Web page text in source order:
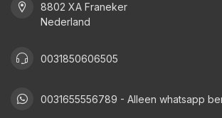
8802 XA Franeker
Nederland
0031850606505
0031655556789 - Alleen whatsapp